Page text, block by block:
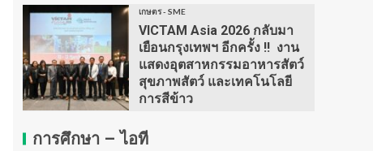
เกษตร - SME
VICTAM Asia 2026 กลับมา
เยือนกรุงเทพฯ อีกครั้ง !! งาน
แสดงอุตสาหกรรมอาหารสัตว์
สุขภาพสัตว์ และเทคโนโลยี
การสีข้าว
การศึกษา – ไอที